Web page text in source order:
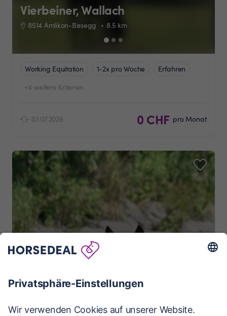
Vierbeiner, Wallach
8514 Amlikon-Bissegg 8.5 km
Working Equitation 1-2x pro Woche
Erfahren
+4 weitere Kriterien
03.07.2026 0 CHF pro Monat
Ladino , Wallach
8514 Amlikon-Bissegg